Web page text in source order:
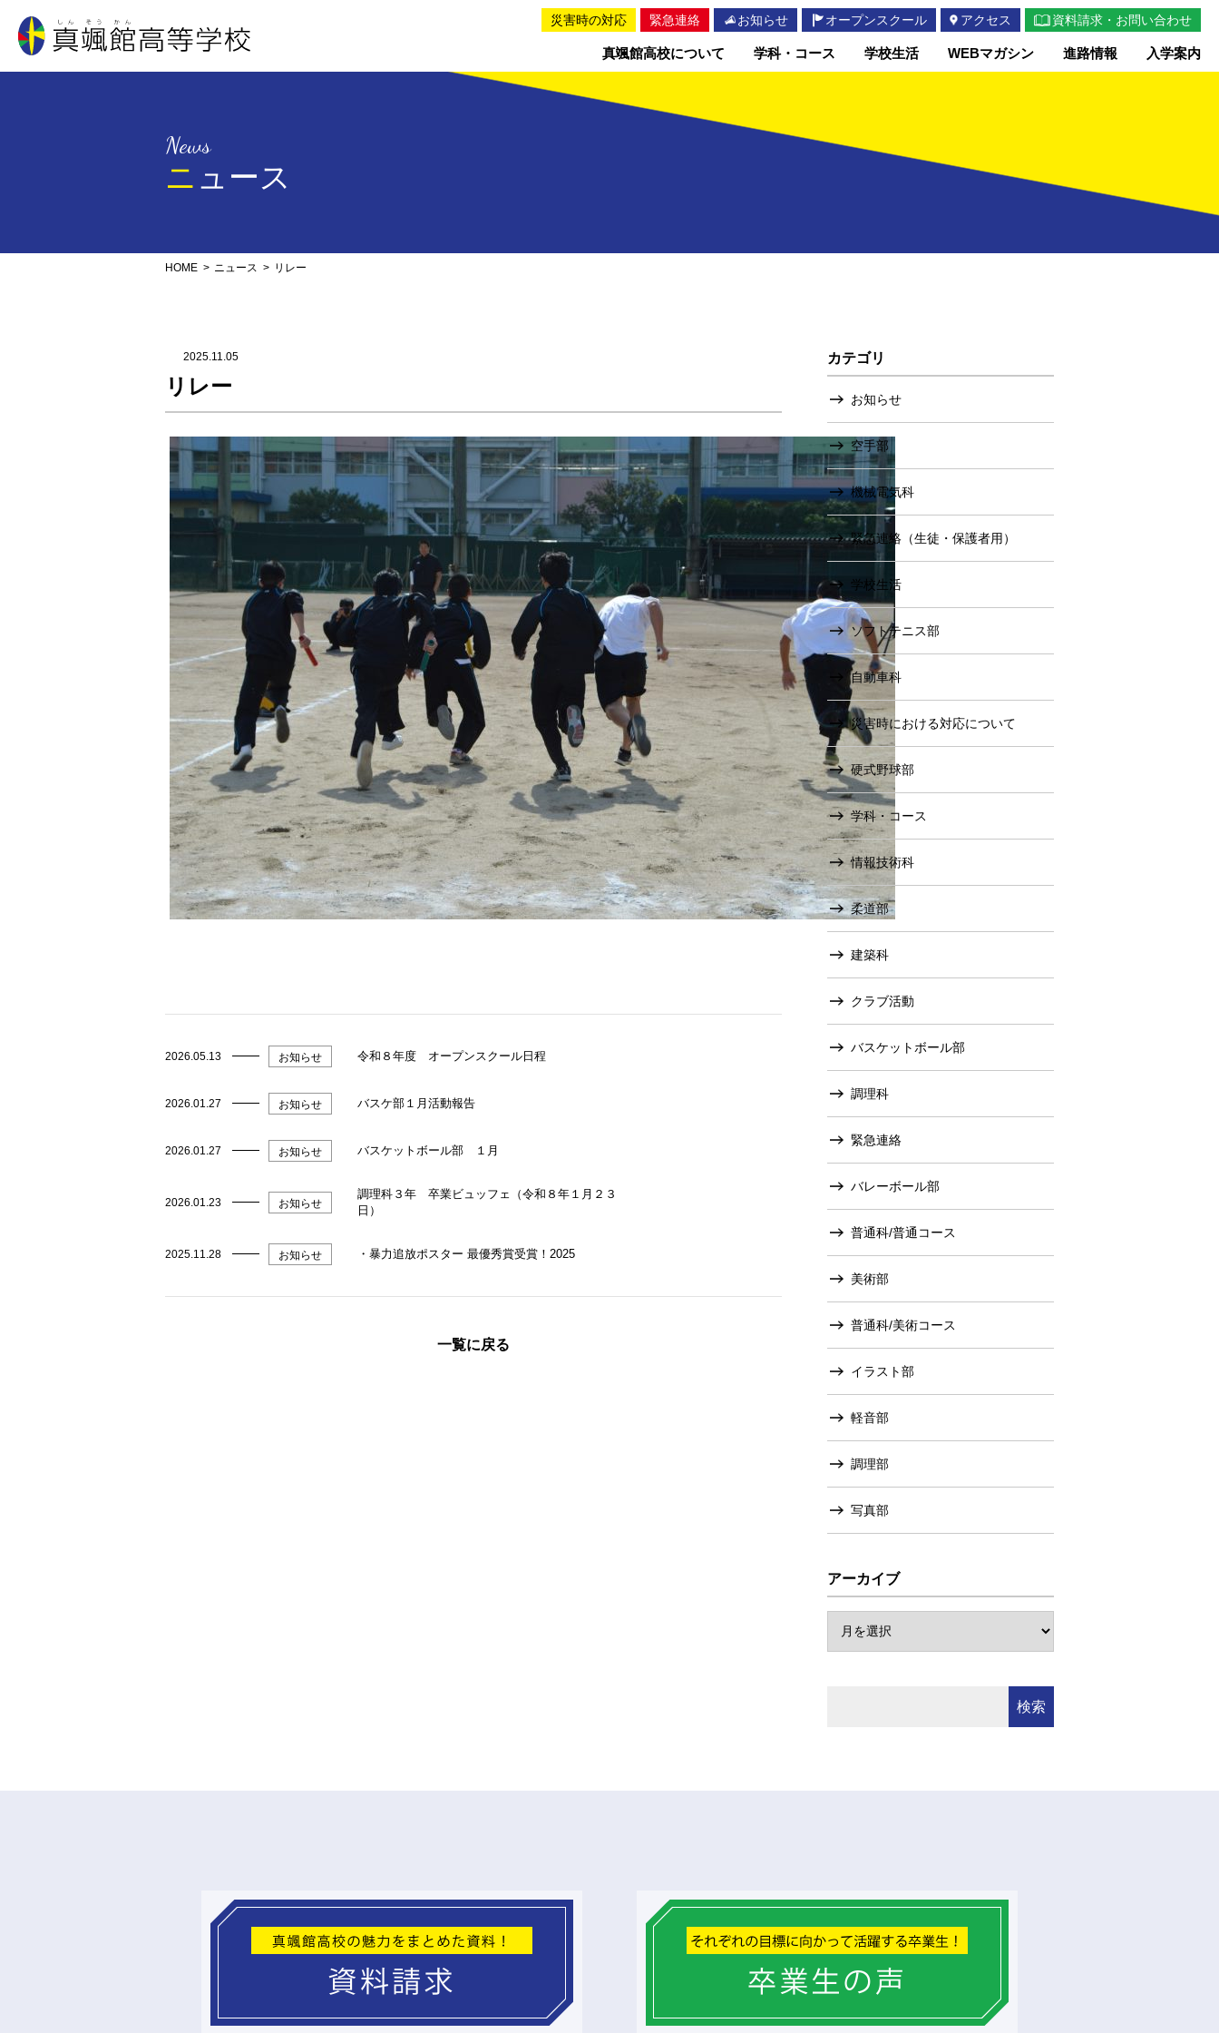
真颯館高校について
学科・コース 学校生活 WEBマガシン 進路情報 入学案内
災害時の対応 緊急連絡 お知らせ オープンスクール アクセス 資料請求・お問い合わせ
News
ニュース
HOME ニュース リレー
2025.11.05
リレー
2026.05.13 お知らせ 令和８年度 オープンスクール日程
2026.01.27 お知らせ バスケ部１月活動報告
2026.01.27 お知らせ バスケットボール部 １月
2026.01.23 お知らせ
調理科３年 卒業ビュッフェ（令和８年１月２３
日）
2025.11.28 お知らせ ・暴力追放ポスター 最優秀賞受賞！2025
一覧に戻る
カテゴリ
お知らせ
空手部
機械電気科
緊急連絡（生徒・保護者用）
学校生活
ソフトテニス部
自動車科
災害時における対応について
硬式野球部
学科・コース
情報技術科
柔道部
建築科
クラブ活動
バスケットボール部
調理科
緊急連絡
バレーボール部
普通科/普通コース
美術部
普通科/美術コース
イラスト部
軽音部
調理部
写真部
アーカイブ